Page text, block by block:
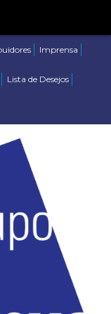
Imprensa
Lista de Desejos